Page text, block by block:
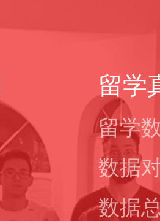
留学
留学
数据
数据